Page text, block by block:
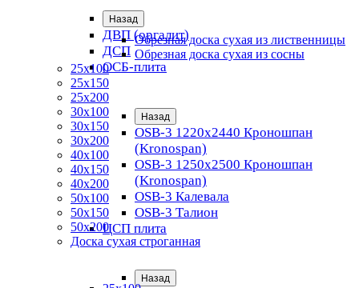
Назад
ДВП (оргалит)
ДСП
ОСБ-плита
Назад
OSB-3 1220х2440 Кроношпан
(Kronospan)
OSB-3 1250х2500 Кроношпан
(Kronospan)
OSB-3 Калевала
OSB-3 Талион
ЦСП плита
Назад
Обрезная доска сухая из лиственницы
Обрезная доска сухая из сосны
25х100
25х150
25х200
30х100
30х150
30х200
40х100
40х150
40х200
50х100
50х150
50х200
Доска сухая строганная